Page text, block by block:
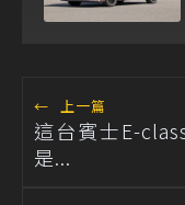
← 上一篇
這台賓士E-
是...